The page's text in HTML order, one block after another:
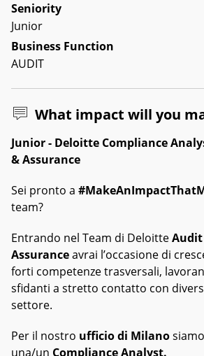
Seniority
Junior
Business Function
AUDIT
What impact will you
Junior - Deloitte Compliance
& Assurance
Sei pronto a
team?
Entrando nel Team di Deloitte
Assuranceavrai l’occasione di
forti competenze trasversali,
sfidanti a stretto contatto con
settore.
Per il nostro ufficio di Milano
una/un Compliance Analyst.